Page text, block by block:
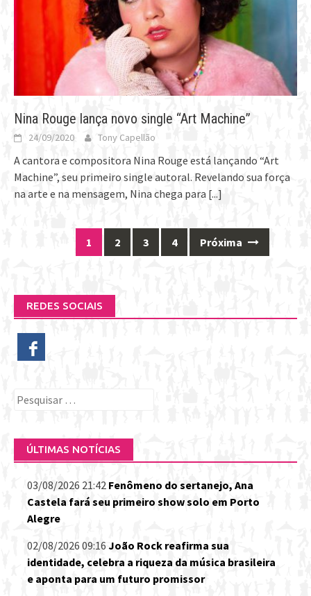
Nina Rouge lança novo single “Art Machine”
24/09/2020 Tony Capellão
A cantora e compositora Nina Rouge está lançando “Art
Machine”, seu primeiro single autoral. Revelando sua força
na arte e na mensagem, Nina chega para [...]
1 2 3 4 Próxima
REDES SOCIAIS
Pesquisar
ÚLTIMAS NOTÍCIAS
03/08/2026 21:42 Fenômeno do sertanejo, Ana
Castela fará seu primeiro show solo em Porto
Alegre
02/08/2026 09:16 João Rock reafirma sua
identidade, celebra a riqueza da música brasileira
e aponta para um futuro promissor